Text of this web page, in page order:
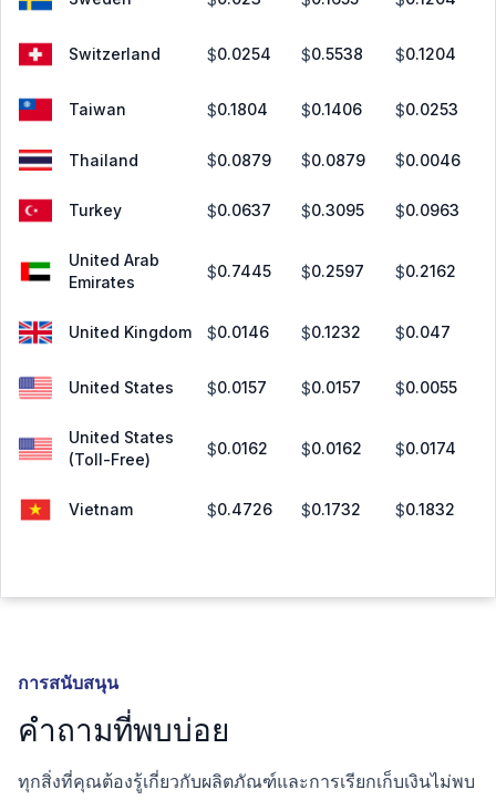
Switzerland $0.0254 $0.5538 $0.1204
Taiwan $0.1804 $0.1406 $0.0253
Thailand $0.0879 $0.0879 $0.0046
Turkey $0.0637 $0.3095 $0.0963
United Arab
Emirates
$0.7445 $0.2597 $0.2162
United Kingdom $0.0146 $0.1232 $0.047
United States $0.0157 $0.0157 $0.0055
United States
(Toll-Free)
$0.0162 $0.0162 $0.0174
Vietnam $0.4726 $0.1732 $0.1832
การสนับสนุน
คำถามที่พบบ่อย
ทุกสิ่งที่คุณต้องรู้เกี่ยวกับผลิตภัณฑ์และการเรียกเก็บเงินไม่พบ